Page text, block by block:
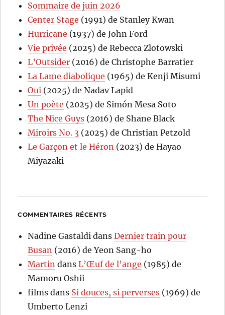
Sommaire de juin 2026
Center Stage (1991) de Stanley Kwan
Hurricane (1937) de John Ford
Vie privée (2025) de Rebecca Zlotowski
L’Outsider (2016) de Christophe Barratier
La Lame diabolique (1965) de Kenji Misumi
Oui (2025) de Nadav Lapid
Un poète (2025) de Simón Mesa Soto
The Nice Guys (2016) de Shane Black
Miroirs No. 3 (2025) de Christian Petzold
Le Garçon et le Héron (2023) de Hayao
Miyazaki
COMMENTAIRES RÉCENTS
Nadine Gastaldi dansDernier train pour
Busan (2016) de Yeon Sang-ho
Martin dansL’Œuf de l’ange (1985) de
Mamoru Oshii
films dans Si douces, si perverses (1969) de
Umberto Lenzi